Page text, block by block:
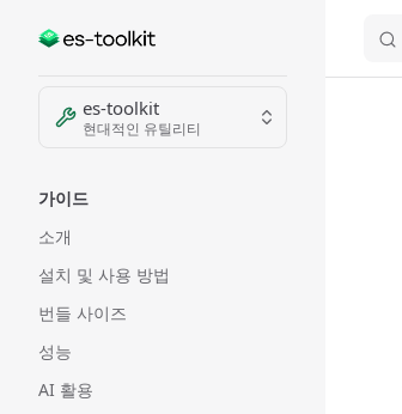
Skip to content
Sidebar Navigation
es-toolkit
현대적인 유틸리티
가이드
소개
설치 및 사용 방법
번들 사이즈
성능
AI 활용